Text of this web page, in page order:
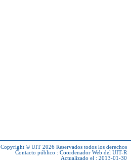
Copyright © UIT 2026 Reservados todos los derechos
Contacto público : Coordenador Web del UIT-R
Actualizado el : 2013-01-30